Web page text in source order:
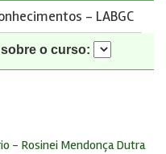
- LABGC
o curso:
- Rosinei Mendonça Dutra